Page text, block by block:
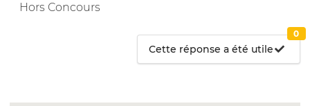
Hors Concours
Cette réponse a été utile
0